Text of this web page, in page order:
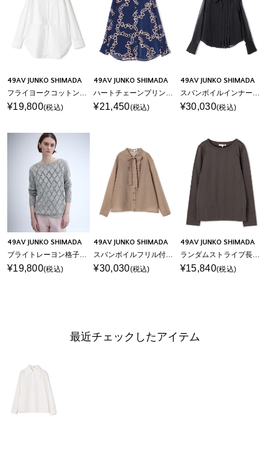
49AV JUNKO SHIMADA
フライヨークコットンシャツ
¥19,800(税込)
49AV JUNKO SHIMADA
ハートチェーンプリント長袖ブラウス
¥21,450(税込)
49AV JUNKO SHIMADA
スパンボイルインナー付きタックブラウス
¥30,030(税込)
49AV JUNKO SHIMADA
ブライトレーヨン格子柄透かし編みニット
¥19,800(税込)
49AV JUNKO SHIMADA
スパンボイルフリル付きリボンタイブラウス
¥30,030(税込)
49AV JUNKO SHIMADA
ランダムストライプ長袖プルオーバー
¥15,840(税込)
最近チェックしたアイテム